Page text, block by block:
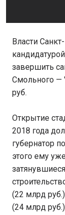
Власти
завершить
Смольного —
руб.
Открытие
2018 года
губернатор
этого ему
(22 млрд
(24 млрд